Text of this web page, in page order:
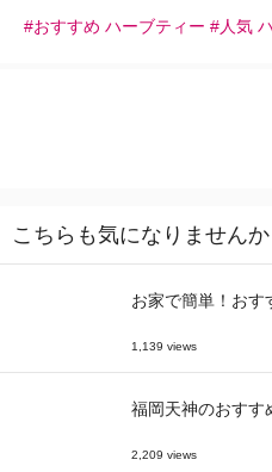
#おすすめ ハーブティー #人気
こちらも気になりませんか
お家で簡単！おす
1,139 views
福岡天神のおすす
2,209 views